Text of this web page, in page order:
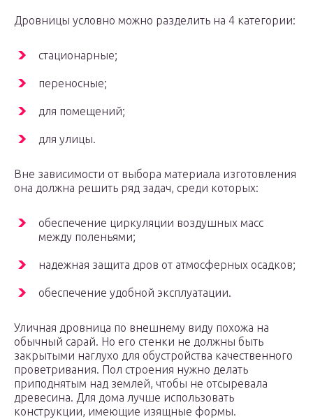
Дровницы условно можно разделить на 4 категории:
стационарные;
переносные;
для помещений;
для улицы.
Вне зависимости от выбора материала изготовления
она должна решить ряд задач, среди которых:
обеспечение циркуляции воздушных масс
между поленьями;
надежная защита дров от атмосферных осадков;
обеспечение удобной эксплуатации.
Уличная дровница по внешнему виду похожа на
обычный сарай. Но его стенки не должны быть
закрытыми наглухо для обустройства качественного
проветривания. Пол строения нужно делать
приподнятым над землей, чтобы не отсыревала
древесина. Для дома лучше использовать
конструкции, имеющие изящные формы.